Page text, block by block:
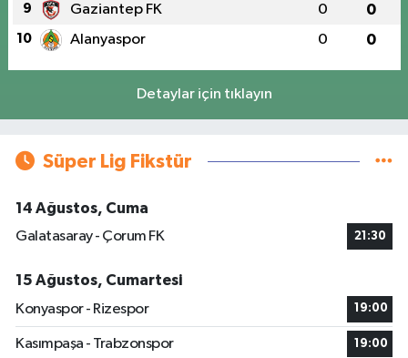
9 Gaziantep FK 0 0
10 Alanyaspor 0 0
Detaylar için tıklayın
Süper Lig Fikstür
14 Ağustos, Cuma
Galatasaray - Çorum FK
21:30
15 Ağustos, Cumartesi
Konyaspor - Rizespor
19:00
Kasımpaşa - Trabzonspor 19:00